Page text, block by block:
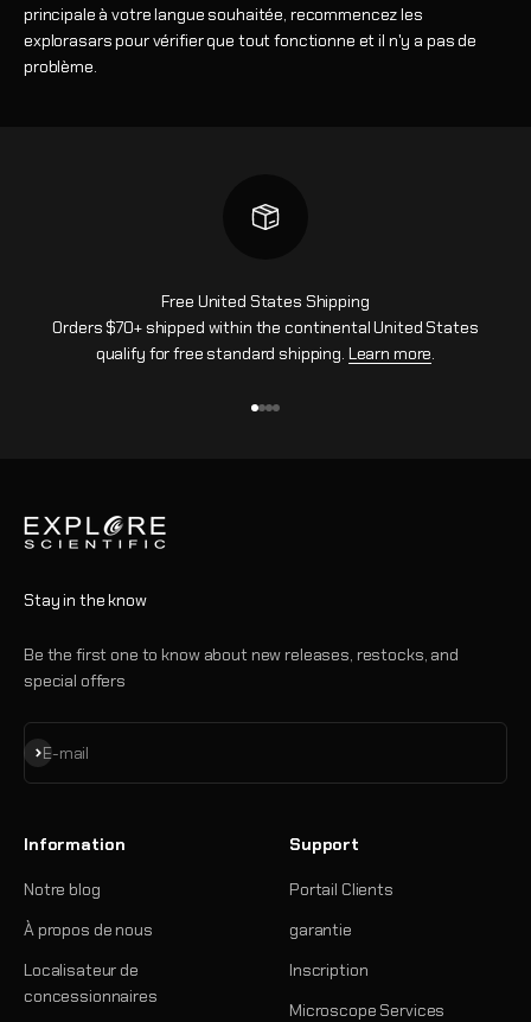
principale à votre langue souhaitée, recommencez les
explorasars pour vérifier que tout fonctionne et il n'y a pas de
problème.
Free United States Shipping
Orders $70+ shipped within the continental United States
qualify for free standard shipping. Learn more.
Stay in the know
Be the first one to know about new releases, restocks, and
special offers
E-mail
S'inscrire
Information
Notre blog
À propos de nous
Localisateur de
concessionnaires
Support
Portail Clients
garantie
Inscription
Microscope Services